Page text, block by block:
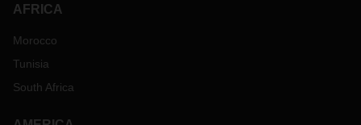
AFRICA
Morocco
Tunisia
South Africa